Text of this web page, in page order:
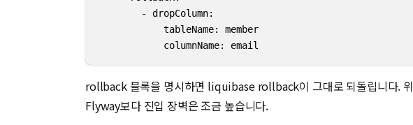
        - dropColumn:
            tableName: member
            columnName: email
rollback 블록을 명시하면 liquibase rollback이 그대로 되돌립니다.
Flyway보다 진입 장벽은 조금 높습니다.